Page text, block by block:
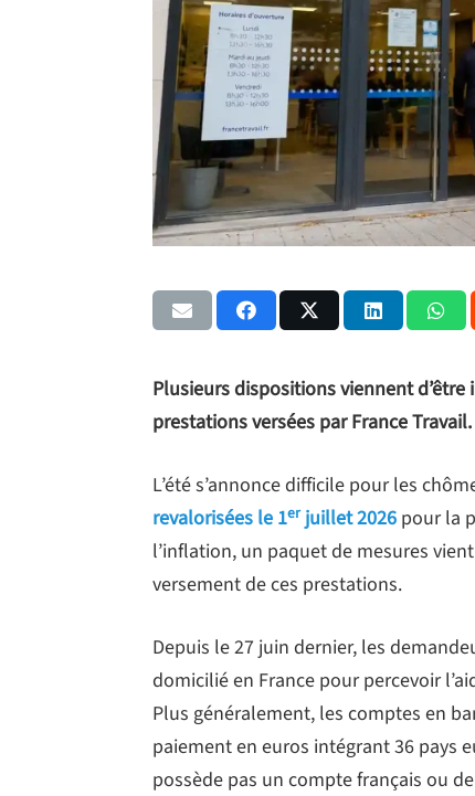
Plusieurs dispositions viennent
prestations versées par France Travail.
L’été s’annonce difficile pour les
revalorisées le 1erjuillet 2026 pour la
l’inflation, un paquet de mesures
versement de ces prestations.
Depuis le 27 juin dernier, les
domicilié en France pour percevoir
Plus généralement, les comptes en
paiement en euros intégrant 36 pays
possède pas un compte français ou